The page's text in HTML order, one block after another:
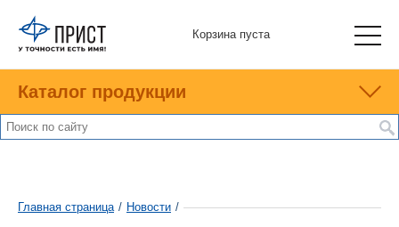
Корзина пуста
Каталог продукции
Главная страница / Новости /